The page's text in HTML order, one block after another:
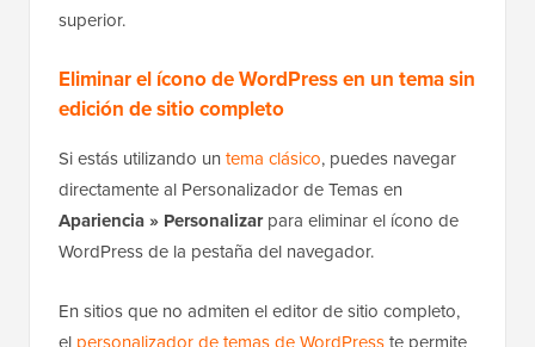
Una vez que estés satisfecho con tu elección,
simplemente haz clic en el botón ‘Publicar’ en la parte
superior.
Eliminar el ícono de WordPress en un tema sin
edición de sitio completo
Si estás utilizando un tema clásico
directamente al Personalizador de Temas en
Apariencia » Personalizar para eliminar el ícono de
WordPress de la pestaña del navegador.